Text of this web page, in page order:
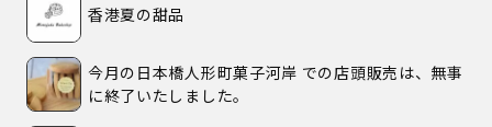
香港夏の甜品
今月の日本橋人形町菓子河岸 での店頭販売は、無事
に終了いたしました。